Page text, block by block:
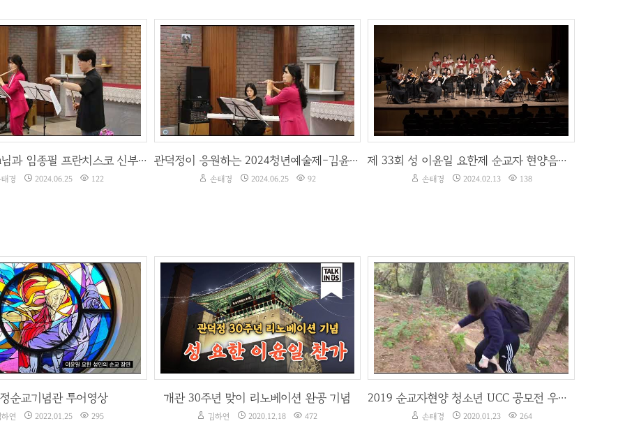
김윤희 Flora님과 임종필 프란치스코 신부님의 합주
경 2024.06.25 122
김윤희 Flora님과 임종필 프란치스코 신부님의 합주
경 2024.06.25 122
관덕정이 응원하는 2024청년예술제-김윤희Flora플룻 독주회
2024.06.25 92
관덕정이 응원하는 2024청년예술제-김윤희Flora플룻 독주회
손태경 2024.06.25 92
손태경 2024.02.13
제 33회 성 이윤일 요한제 순교자 현양음악회
손태경 2024.02.13 138
덕정순교기념관 투어영상
연 2022.01.25 295
순교기념관 투어영상
연 2022.01.25 295
개관 30주년 맞이 리노베이션 완공 기념
김하연 2020.12.18 472
개관 30주년 맞이 리노베이션 완공 기념
김하연 2020.12.18 472
2019 순교자현양 청소년 UCC 공모전 우수작(중등부)
손태경 2020.01.23 264
2019 순교자현양 청소년 UCC 공모전 우수작(중등부)
손태경 2020.01.23 264